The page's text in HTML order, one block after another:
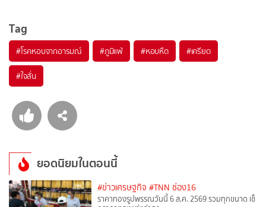
Tag
#โรคหอบจากอารมณ์ #ภูมิแพ้ #หอบหืด #เครียด
#ใจสั่น
ยอดนิยมในตอนนี้
#ข่าวเศรษฐกิจ #TNN ช่อง16
ราคาทองรูปพรรณวันนี้ 6 ส.ค. 2569 รวมทุกขนาด เช็